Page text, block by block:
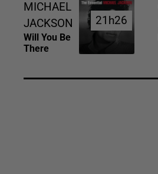
MICHAEL
JACKSON
Will You Be
There
21h26
21h26